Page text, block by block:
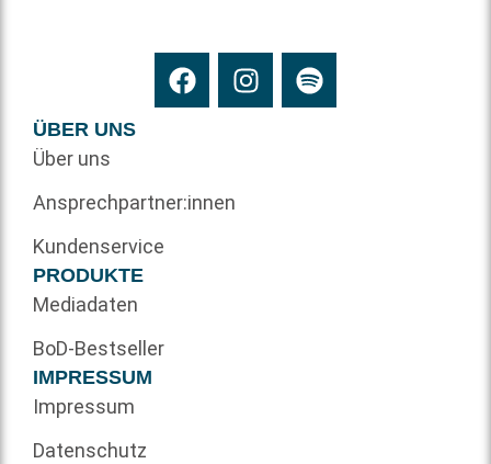
ÜBER UNS
Über uns
Ansprechpartner:innen
Kundenservice
PRODUKTE
Mediadaten
BoD-Bestseller
IMPRESSUM
Impressum
Datenschutz